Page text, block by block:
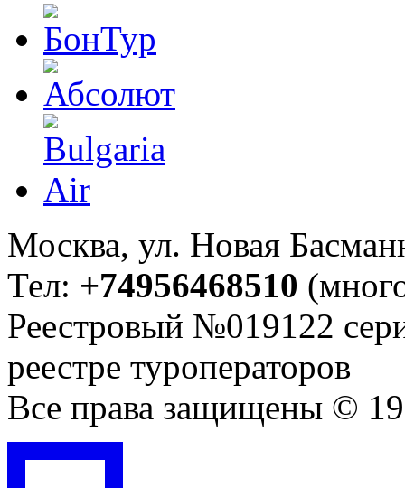
Москва, ул. Новая
Тел: +74956468510
Реестровый №019122
реестре туроператоров
Все права защищены ©